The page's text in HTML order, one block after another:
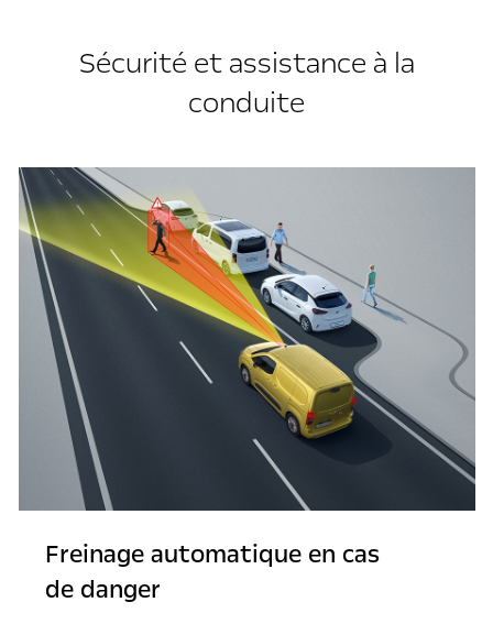
Sécurité et assistance à la
conduite
Freinage automatique en cas
de danger